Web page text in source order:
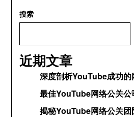
搜索
近期文章
深度剖析YouTube成功
最佳YouTube网络公关
揭秘YouTube网络公关